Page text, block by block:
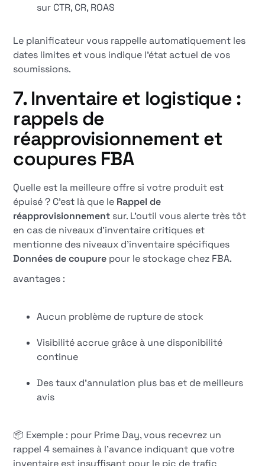
sur CTR, CR, ROAS
Le planificateur vous rappelle automatiquement les
dates limites et vous indique l'état actuel de vos
soumissions.
7. Inventaire et logistique :
rappels de
réapprovisionnement et
coupures FBA
Quelle est la meilleure offre si votre produit est
épuisé ? C'est là que le Rappel de
réapprovisionnement sur. L'outil vous alerte très tôt
en cas de niveaux d'inventaire critiques et
mentionne des niveaux d'inventaire spécifiques
Données de coupure pour le stockage chez FBA.
avantages :
Aucun problème de rupture de stock
Visibilité accrue grâce à une disponibilité
continue
Des taux d'annulation plus bas et de meilleurs
avis
📦 Exemple : pour Prime Day, vous recevrez un
rappel 4 semaines à l'avance indiquant que votre
inventaire est insuffisant pour le pic de trafic